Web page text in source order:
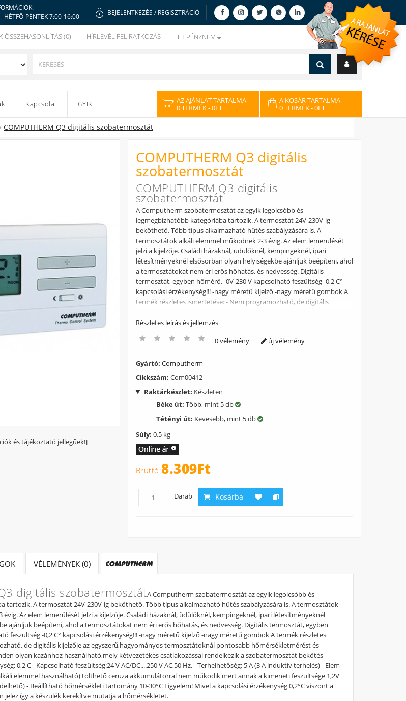
- HÉTFŐ-PÉNTEK 7:00-16:00
BEJELENTKEZÉS / REGISZTRÁCIÓ
ÖSSZEHASONLÍTÁS (0) HÍRLEVÉL FELIRATKOZÁS FT PÉNZNEM
Kapcsolat GYIK
AZ AJÁNLAT TARTALMA
0 TERMÉK- 0FT
A KOSÁR TARTALMA
0 TERMÉK- 0FT
COMPUTHERM Q3 digitális szobatermosztát
és tájékoztató jellegűek!]
COMPUTHERM Q3 digitális
szobatermosztát
COMPUTHERM Q3 digitális
szobatermosztát
A Computherm szobatermosztát az egyik legolcsóbb és
legmegbízhatóbb kategóriába tartozik. A termosztát 24V-230V-ig
beköthető. Több típus alkalmazható hűtés szabályzására is. A
termosztátok alkáli elemmel működnek 2-3 évig. Az elem lemerülését
jelzi a kijelzője. Családi házaknál, üdülőknél, kempingeknél, ipari
létesítményeknél elsősorban olyan helyiségekbe ajánljuk beépíteni, ahol
a termosztátokat nem éri erős hőhatás, és nedvesség. Digitális
termosztát, egyben hőmérő. -0V-230 V kapcsolható feszültség -0,2 C°
kapcsolási érzékenység!!! -nagy méretű kijelző -nagy méretű gombok A
termék részletes ismertetése: - Nem programozható, de digitális
hőmérsékletmérést és beállítást tesz lehetővé. - Minden olyan kazánhoz
szobatermosztát bekötés részére. - Kapcsolási érzékenység: 0,2 C -
(3 A induktív terhelés) - Elem feszültség 2x 1,5 V AA (csak alkáli elemmel
használható) tölthető ceruza akkumulátorral nem működik mert annak
a kimeneti feszültsége 1,2V !!! - Elem nem tartozék!!! (rendelhető) -
Beállítható hőmérsékleti tartomány 10-30°C Figyelem! Mivel a
kapcsolási érzékenység 0,2°C viszont a kijelző csak 0,5°C-os lépésben
Részletes leírás és jellemzés
0 vélemény új vélemény
Gyártó: Computherm
Cikkszám: Com00412
Raktárkészlet: Készleten
Béke út: Több, mint 5 db
Tétényi út: Kevesebb, mint 5 db
Súly: 0.5 kg
8.309Ft
Darab Kosárba
VÉLEMÉNYEK (0)
digitális szobatermosztátA Computherm szobatermosztát az egyik legolcsóbb és
tartozik. A termosztát 24V-230V-ig beköthető. Több típus alkalmazható hűtés szabályzására is. A termosztátok
Az elem lemerülését jelzi a kijelzője. Családi házaknál, üdülőknél, kempingeknél, ipari létesítményeknél
ajánljuk beépíteni, ahol a termosztátokat nem éri erős hőhatás, és nedvesség. Digitális termosztát, egyben
feszültség -0,2 C° kapcsolási érzékenység!!! -nagy méretű kijelző -nagy méretű gombok A termék részletes
de digitális kijelzője az egyszerű,hagyományos termosztátoknál pontosabb hőmérsékletmérést és
olyan kazánhoz használható,mely kétvezetékes csatlakozással rendelkezik a szobatermosztát bekötés
0,2 C - Kapcsolható feszültség:24 V AC/DC....250 V AC,50 Hz, - Terhelhetőség: 5 A (3 A induktív terhelés) - Elem
elemmel használható) tölthető ceruza akkumulátorral nem működik mert annak a kimeneti feszültsége 1,2V
- Beállítható hőmérsékleti tartomány 10-30°C Figyelem! Mivel a kapcsolási érzékenység 0,2°C viszont a
jelez így a készülék kerekítve mutatja a hőmérsékletet.